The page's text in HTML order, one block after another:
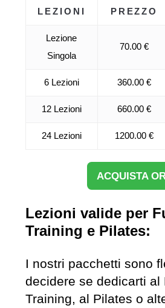
LEZIONI PREZZO
Lezione
Singola
70.00 €
6 Lezioni 360.00 €
12 Lezioni 660.00 €
24 Lezioni 1200.00 €
ACQUISTA
Lezioni valide per
Training e Pilates:
I nostri pacchetti sono
decidere se dedicarti al
Training, al Pilates o